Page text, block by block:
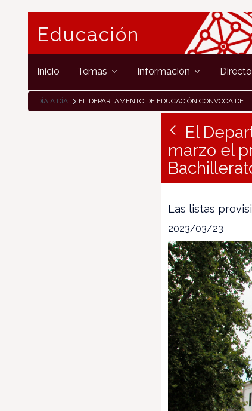
Educación
Inicio Temas Información
DÍA A DÍA EL DEPARTAMENTO DE EDUCACIÓN CONVOCA DEL 27 AL 31 DE MARZO EL PROCESO DE ADMISIÓN DE ALUMNADO DE ESO Y BACHILLERATO PARA EL CURSO 23/24
El
marzo el
Las listas
2023/03/23